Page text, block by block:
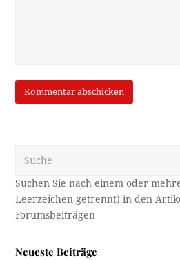
Neueste Beiträge